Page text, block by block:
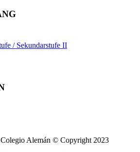
/ Sekundarstufe II
Alemán © Copyright 2023